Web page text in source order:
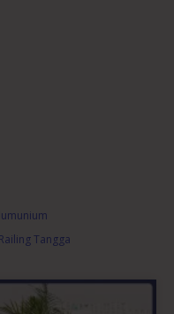
Tangga